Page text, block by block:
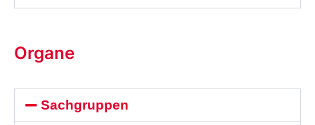
Organe
Sachgruppen